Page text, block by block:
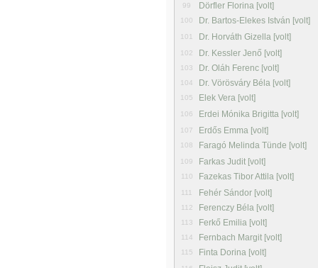
99 Dörfler Florina [volt]
100 Dr. Bartos-Elekes István [volt]
101 Dr. Horváth Gizella [volt]
102 Dr. Kessler Jenő [volt]
103 Dr. Oláh Ferenc [volt]
104 Dr. Vörösváry Béla [volt]
105 Elek Vera [volt]
106 Erdei Mónika Brigitta [volt]
107 Erdős Emma [volt]
108 Faragó Melinda Tünde [volt]
109 Farkas Judit [volt]
110 Fazekas Tibor Attila [volt]
111 Fehér Sándor [volt]
112 Ferenczy Béla [volt]
113 Ferkő Emilia [volt]
114 Fernbach Margit [volt]
115 Finta Dorina [volt]